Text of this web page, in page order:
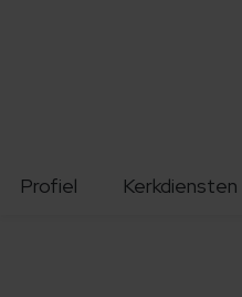
Profiel Kerkdiensten